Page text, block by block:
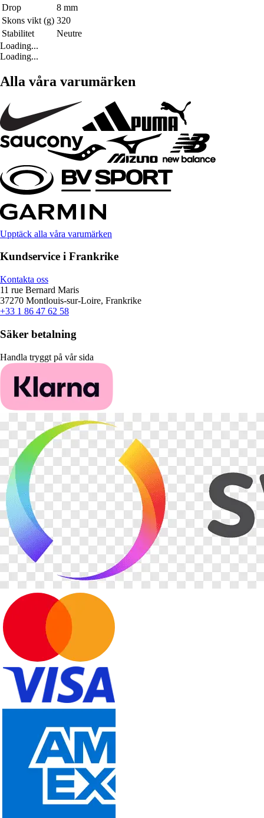
Drop
8 mm
Skons vikt (g) 320
Stabilitet
Neutre
Loading...
Loading...
Alla våra varumärken
Upptäck alla våra varumärken
Kundservice i Frankrike
Kontakta oss
11 rue Bernard Maris
37270 Montlouis-sur-Loire, Frankrike
+33 1 86 47 62 58
Säker betalning
Handla tryggt på vår sida